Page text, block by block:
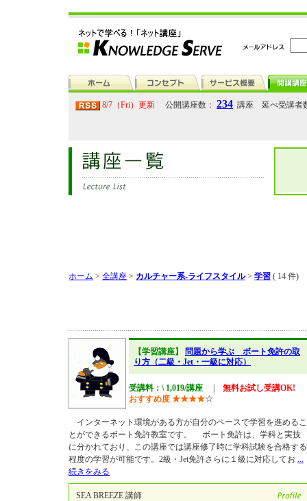
8/7（Fri）更新 公開講座数： 234 講座 延べ受講者
ホーム > 全講座 > カルチャー系-ライフスタイル> 学習 ( 14 件)
【学習講座】
問題から学ぶ ボート免許の取
り方（二級・Jet・一級に対応）
受講料：\ 1,019/講座
無料お試し受講OK!
おすすめ度 ★★★★☆
インターネット環境がある方が自分のペースで学習を進めるこ
とができるボート免許教室です。 ボート免許は、学科と実技
に分かれており、この講座では講座修了時に学科試験を合格する
程度の学習が可能です。2級・Jet免許さらに１級に対応してお ...
続きをみる
SEA BREEZE 講師